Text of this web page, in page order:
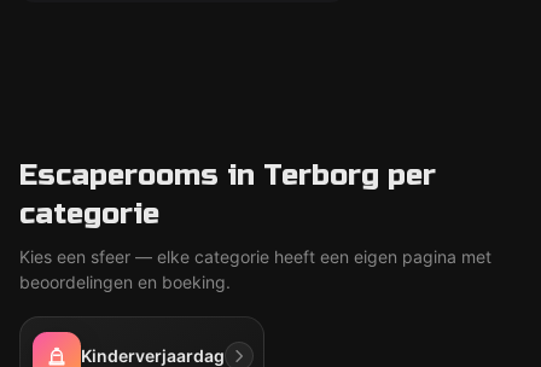
Escaperooms in Terborg per
categorie
Kies een sfeer — elke categorie heeft een eigen pagina met
beoordelingen en boeking.
Kinderverjaardag